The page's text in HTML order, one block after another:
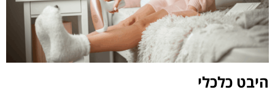
היבט כלכלי